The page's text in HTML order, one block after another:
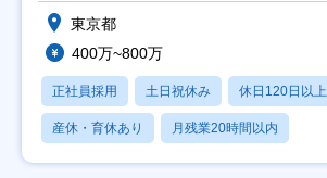
東京都
400万~800万
正社員採用 土日祝休み 休日120日以上
産休・育休あり 月残業20時間以内